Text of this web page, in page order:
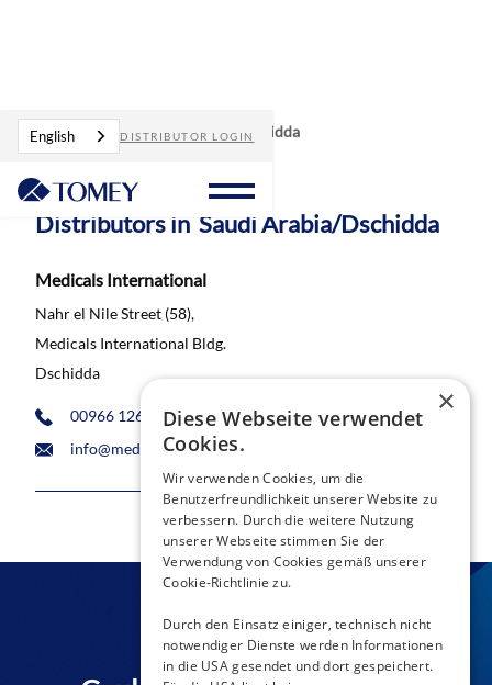
English DISTRIBUTOR LOGIN
Distributors Saudi Arabia/Dschidda
Distributors in Saudi Arabia/Dschidda
Medicals International
Nahr el Nile Street (58),
Medicals International Bldg.
Dschidda
00966 1266 40 960
info@medicalsintl.com
×
Diese Webseite verwendet
Cookies.
Wir verwenden Cookies, um die
Benutzerfreundlichkeit unserer Website zu
verbessern. Durch die weitere Nutzung
unserer Webseite stimmen Sie der
Verwendung von Cookies gemäß unserer
Cookie-Richtlinie zu.
Durch den Einsatz einiger, technisch nicht
notwendiger Dienste werden Informationen
in die USA gesendet und dort gespeichert.